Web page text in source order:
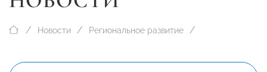
Новости Региональное развитие